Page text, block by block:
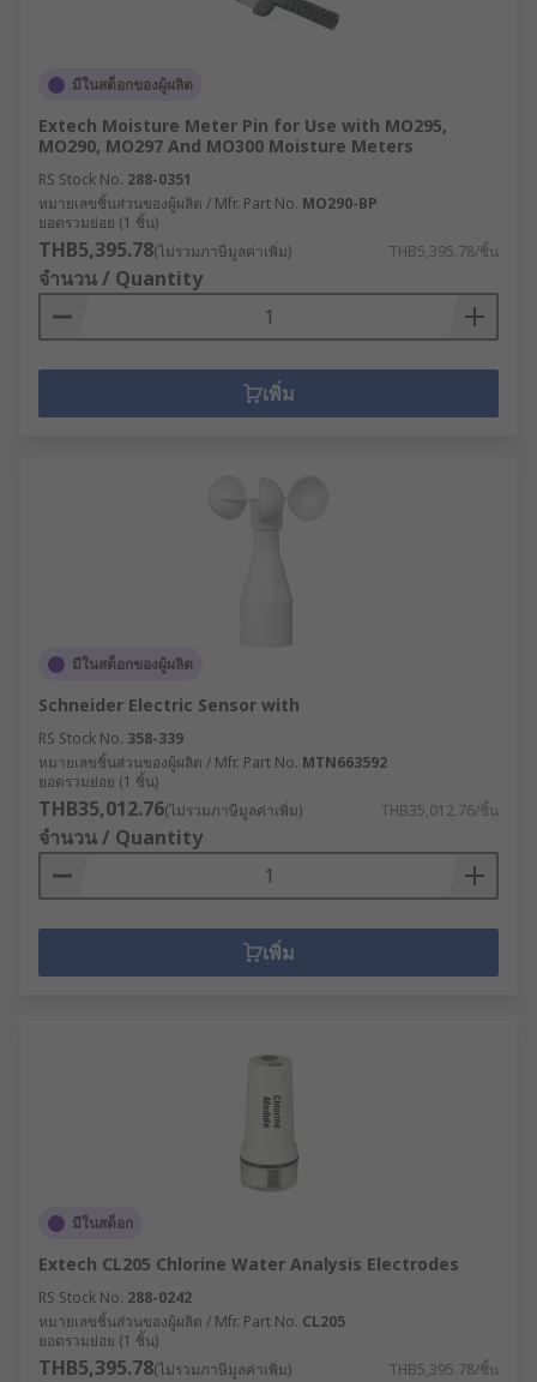
มีในสต็อกของผู้ผลิต
Extech Moisture Meter Pin for Use with MO295,
MO290, MO297 And MO300 Moisture Meters
RS Stock No. 288-0351
หมายเลขชิ้นส่วนของผู้ผลิต / Mfr. Part No. MO290-BP
ยอดรวมย่อย (1 ชิ้น)
THB5,395.78(ไม่รวมภาษีมูลค่าเพิ่ม) THB5,395.78/ชิ้น
จำนวน / Quantity
เพิ่ม
มีในสต็อกของผู้ผลิต
Schneider Electric Sensor with
RS Stock No. 358-339
หมายเลขชิ้นส่วนของผู้ผลิต / Mfr. Part No. MTN663592
ยอดรวมย่อย (1 ชิ้น)
THB35,012.76(ไม่รวมภาษีมูลค่าเพิ่ม) THB35,012.76/ชิ้น
จำนวน / Quantity
เพิ่ม
มีในสต็อก
Extech CL205 Chlorine Water Analysis Electrodes
RS Stock No. 288-0242
หมายเลขชิ้นส่วนของผู้ผลิต / Mfr. Part No. CL205
ยอดรวมย่อย (1 ชิ้น)
THB5,395.78(ไม่รวมภาษีมูลค่าเพิ่ม) THB5,395.78/ชิ้น